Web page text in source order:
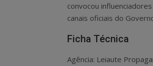
convocou
canais oficiais do
Ficha Técnica
Agência: Leiaute